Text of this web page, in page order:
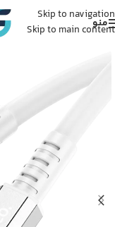
Skip to navigation
Skip to main content
منو